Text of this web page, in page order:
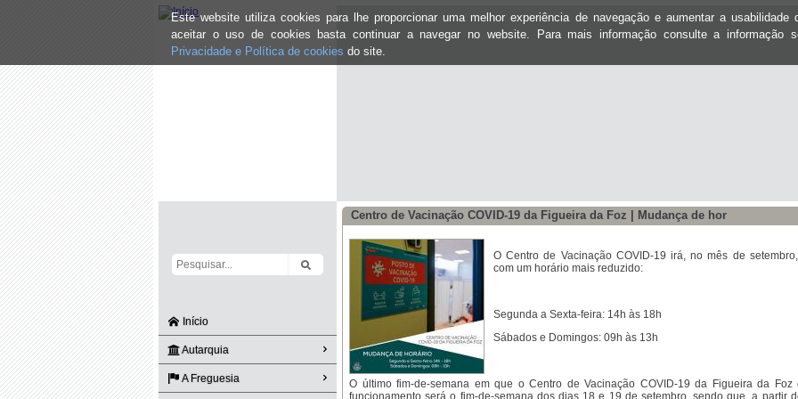
Este website utiliza cookies para lhe proporcionar uma melhor experiência de navegação e aumentar a usabilidade
aceitar o uso de cookies basta continuar a navegar no website. Para mais informação consulte a informação
Privacidade e Política de cookies do site.
Início
Autarquia
A Freguesia
Centro de Vacinação COVID-19 da Figueira da Foz | Mudança de hor
O Centro de Vacinação COVID-19 irá, no mês de
com um horário mais reduzido:
Segunda a Sexta-feira: 14h às 18h
Sábados e Domingos: 09h às 13h
O último fim-de-semana em que o Centro de Vacinação COVID-19 da Figueira da Foz
funcionamento será o fim-de-semana dos dias 18 e 19 de setembro, sendo que, a partir